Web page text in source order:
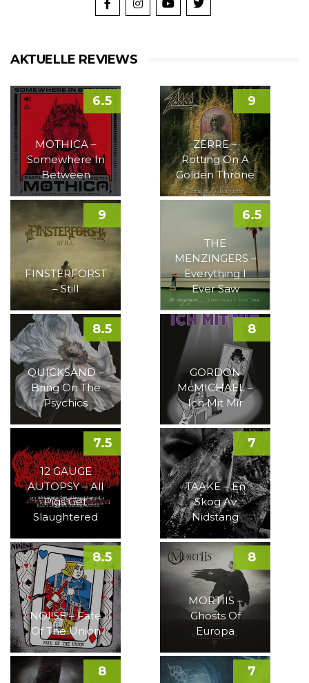
AKTUELLE REVIEWS
MOTHICA –
Somewhere In
Between
6.5
ZERRE –
Rotting On A
Golden Throne
9
FINSTERFORST
– Still
9
THE
MENZINGERS –
Everything I
Ever Saw
6.5
QUICKSAND –
Bring On The
Psychics
8.5
GORDON
McMICHAEL –
Ich Mit Mir
8
12 GAUGE
AUTOPSY – All
Pigs Get
Slaughtered
7.5
TAAKE – En
Skog Av
Nidstang
7
NOI!SE – Fate
Of The Union
8.5
MORTIIS –
Ghosts Of
Europa
8
8 7